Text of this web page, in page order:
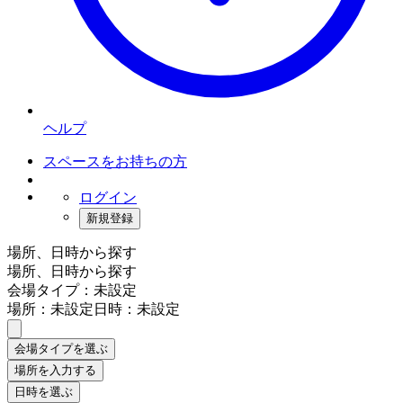
ヘルプ
スペースをお持ちの方
ログイン
新規登録
場所、日時から探す
場所、日時から探す
会場タイプ：未設定
場所：未設定日時：未設定
会場タイプを選ぶ
場所を入力する
日時を選ぶ